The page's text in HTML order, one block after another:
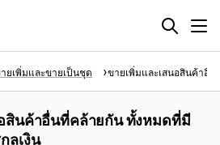
ยเพิ่มและขายเป็นชุด ขายเพิ่มและเสนอสินค้าอื่
สินค้าอื่นที่คล้ายกัน ทั้งหมดที่มี
ลเงิน